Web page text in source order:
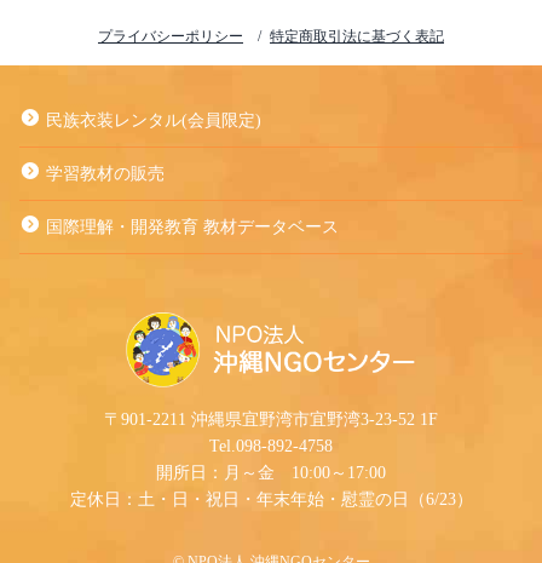
プライバシーポリシー 特定商取引法に基づく表記
民族衣装レンタル(会員限定)
学習教材の販売
国際理解・開発教育 教材データベース
〒901-2211 沖縄県宜野湾市宜野湾3-23-52 1F
Tel.098-892-4758
開所日：月～金 10:00～17:00
定休日：土・日・祝日・年末年始・慰霊の日（6/23）